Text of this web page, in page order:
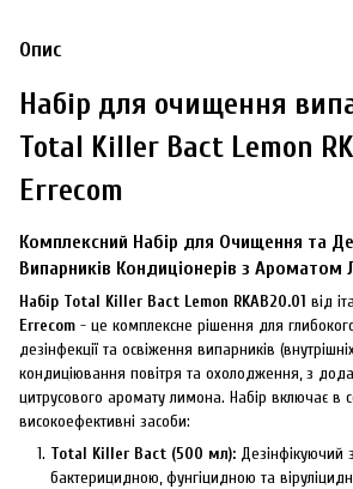
Опис
Набір для очищення
Total Killer Bact Lemon
Errecom
Комплексний Набір для Очищення та
Випарників Кондиціонерів з Ароматом
Набір Total Killer Bact Lemon RKAB20.01 від
Errecom - це комплексне рішення для
дезінфекції та освіження випарників
кондиціювання повітря та охолодження, з
цитрусового аромату лимона. Набір включає в
високоефективні засоби:
Total Killer Bact (500 мл): Дезінфікуючий
бактерицидною, фунгіцидною та